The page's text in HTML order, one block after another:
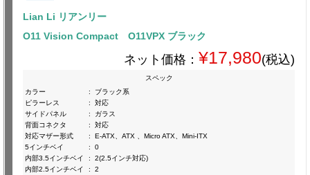
Lian Li リアンリー
O11 Vision Compact O11VPX ブラック
ネット価格： ¥17,980(税込)
スペック
カラー
:
ブラック系
ピラーレス
:
対応
サイドパネル
:
ガラス
背面コネクタ
:
対応
対応マザー形式
:
E-ATX、ATX 、Micro ATX、Mini-ITX
5インチベイ
:
0
内部3.5インチベイ
:
2(2.5インチ対応)
内部2.5インチベイ
:
2